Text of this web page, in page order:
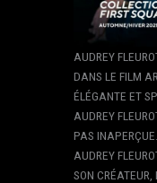
AUDREY
DANS LE FILM
ÉLÉGANTE ET
AUDREY
PAS
AUDREY
SON CRÉATEUR,